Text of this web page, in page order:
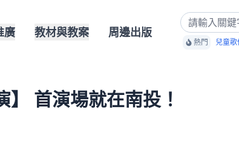
廣 教材與教案 周邊出版
熱門 兒童
首演場就在南投！